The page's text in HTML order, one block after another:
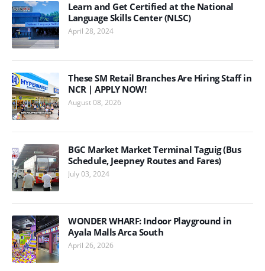
Learn and Get Certified at the National
Language Skills Center (NLSC)
April 28, 2024
These SM Retail Branches Are Hiring Staff in
NCR | APPLY NOW!
August 08, 2026
BGC Market Market Terminal Taguig (Bus
Schedule, Jeepney Routes and Fares)
July 03, 2024
WONDER WHARF: Indoor Playground in
Ayala Malls Arca South
April 26, 2026